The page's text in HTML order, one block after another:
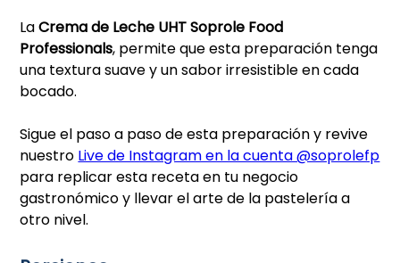
LaCrema de Leche UHT Soprole Food
Professionals, permite que esta preparación tenga
una textura suave y un sabor irresistible en cada
bocado.
Sigue el paso a paso de esta preparación y revive
nuestro Live de Instagram en la cuenta @soprolefp
para replicar esta receta en tu negocio
gastronómico y llevar el arte de la pastelería a
otro nivel.